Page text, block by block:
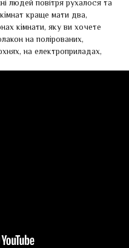
людей повітря рухалося та
краще мати два,
кімнати, яку ви хочете
на полірованих,
на електроприладах,